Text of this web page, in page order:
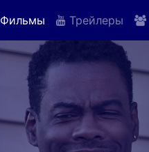
Трейлеры